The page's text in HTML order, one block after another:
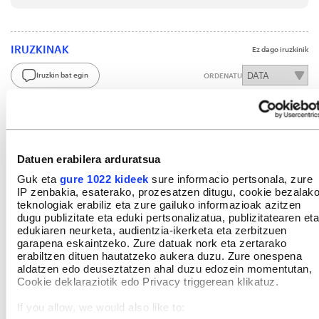
Datuen erabilera arduratsua
Guk eta gure 1022 kideek sure informacio pertsonala, zure
IP zenbakia, esaterako, prozesatzen ditugu, cookie bezalako
teknologiak erabiliz eta zure gailuko informazioak azitzen
dugu publizitate eta eduki pertsonalizatua, publizitatearen eta
edukiaren neurketa, audientzia-ikerketa eta zerbitzuen
garapena eskaintzeko. Zure datuak nork eta zertarako
erabiltzen dituen hautatzeko aukera duzu. Zure onespena
aldatzen edo deuseztatzen ahal duzu edozein momentutan,
Cookie deklaraziotik edo Privacy triggerean klikatuz.
If you allow, we would also like to:
IRUZKINAK Ez dago iruzkinik
Iruzkin bat egin ORDENATU